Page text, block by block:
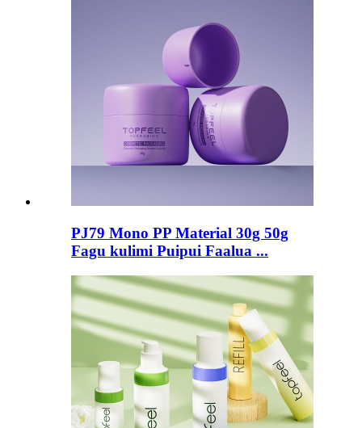
PJ79 Mono PP Material 30g 50g
Fagu kulimi Puipui Faalua ...